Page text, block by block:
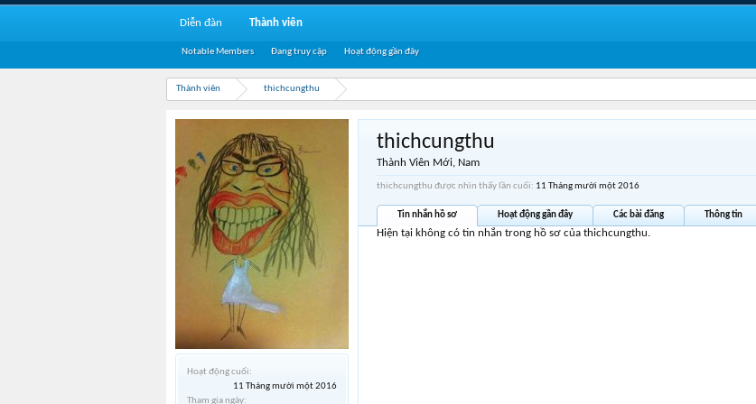
Thành viên thichcungthu
Hoạt động cuối:
11 Tháng mười một 2016
Tham gia ngày:
thichcungthu
Thành Viên Mới, Nam
thichcungthu được nhìn thấy lần cuối: 11 Tháng mười một 2016
Tin nhắn hồ sơ Hoạt động gần đây Các bài đăng Thông tin
Hiện tại không có tin nhắn trong hồ sơ của thichcungthu.
Diễn đàn Thành viên
Notable Members Đang truy cập Hoạt động gần đây